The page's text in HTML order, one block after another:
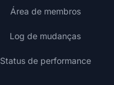
Área de membros
Log de mudanças
Status de performance